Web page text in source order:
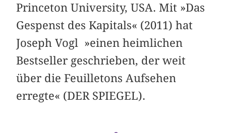
Princeton University, USA. Mit »Das
Gespenst des Kapitals« (2011) hat
Joseph Vogl »einen heimlichen
Bestseller geschrieben, der weit
über die Feuilletons Aufsehen
erregte« (DER SPIEGEL).